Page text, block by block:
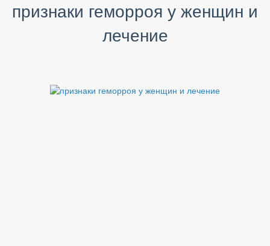
признаки геморроя у женщин и
лечение